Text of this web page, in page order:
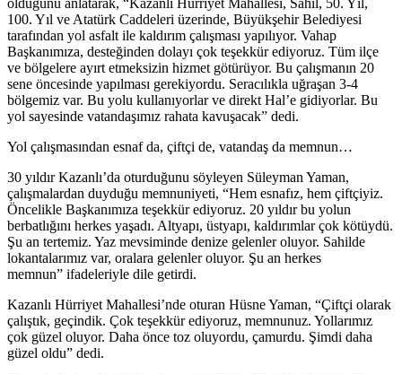
100. Yıl ve Atatürk Caddeleri üzerinde, Büyükşehir Belediyesi
tarafından yol asfalt ile kaldırım çalışması yapılıyor. Vahap
Başkanımıza, desteğinden dolayı çok teşekkür ediyoruz. Tüm ilçe
ve bölgelere ayırt etmeksizin hizmet götürüyor. Bu çalışmanın 20
sene öncesinde yapılması gerekiyordu. Seracılıkla uğraşan 3-4
bölgemiz var. Bu yolu kullanıyorlar ve direkt Hal’e gidiyorlar. Bu
yol sayesinde vatandaşımız rahata kavuşacak” dedi.
Yol çalışmasından esnaf da, çiftçi de, vatandaş da memnun…
30 yıldır Kazanlı’da oturduğunu söyleyen Süleyman Yaman,
çalışmalardan duyduğu memnuniyeti, “Hem esnafız, hem çiftçiyiz.
Öncelikle Başkanımıza teşekkür ediyoruz. 20 yıldır bu yolun
berbatlığını herkes yaşadı. Altyapı, üstyapı, kaldırımlar çok kötüydü.
Şu an tertemiz. Yaz mevsiminde denize gelenler oluyor. Sahilde
lokantalarımız var, oralara gelenler oluyor. Şu an herkes
memnun” ifadeleriyle dile getirdi.
Kazanlı Hürriyet Mahallesi’nde oturan Hüsne Yaman, “Çiftçi olarak
çalıştık, geçindik. Çok teşekkür ediyoruz, memnunuz. Yollarımız
çok güzel oluyor. Daha önce toz oluyordu, çamurdu. Şimdi daha
güzel oldu” dedi.